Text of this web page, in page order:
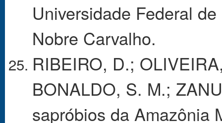
Universidade Federal
Nobre Carvalho.
RIBEIRO, D.;
BONALDO, S. M.;
sapróbios da Amazônia